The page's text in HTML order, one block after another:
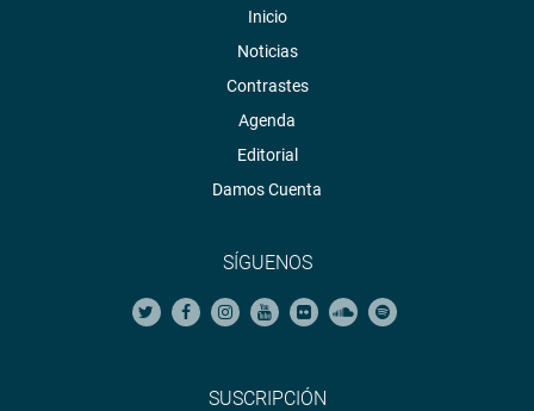
Inicio
Noticias
Contrastes
Agenda
Editorial
Damos Cuenta
SÍGUENOS
SUSCRIPCIÓN